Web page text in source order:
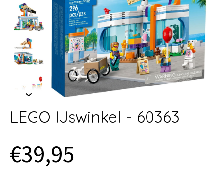
LEGO IJswinkel - 60363
€39,95